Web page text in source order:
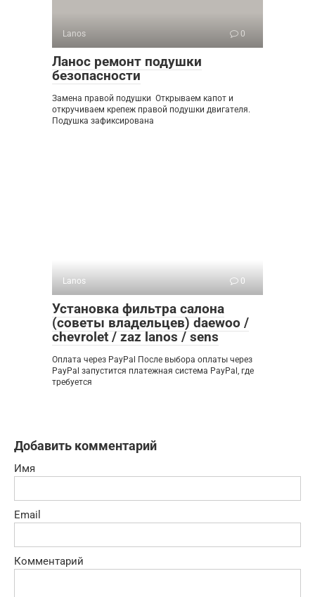
Lanos 0
Ланос ремонт подушки
безопасности
Замена правой подушки ​ Открываем капот и
откручиваем крепеж правой подушки двигателя.
Подушка зафиксирована
Lanos 0
Установка фильтра салона
(советы владельцев) daewoo /
chevrolet / zaz lanos / sens
Оплата через PayPal После выбора оплаты через
PayPal запустится платежная система PayPal, где
требуется
Добавить комментарий
Имя
Email
Комментарий